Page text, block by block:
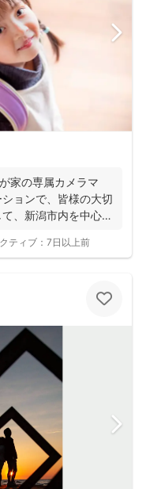
家の専属カメラマ
ョンで、皆様の大切
、新潟市内を中心に
ティブ： 7日以上前